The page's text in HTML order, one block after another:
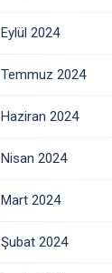
Eylül 2024
Temmuz 2024
Haziran 2024
Nisan 2024
Mart 2024
Şubat 2024